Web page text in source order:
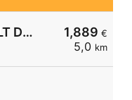
1,889 €
5,0 km
INTERMARCHE ST THIBAULT DES VIGNES